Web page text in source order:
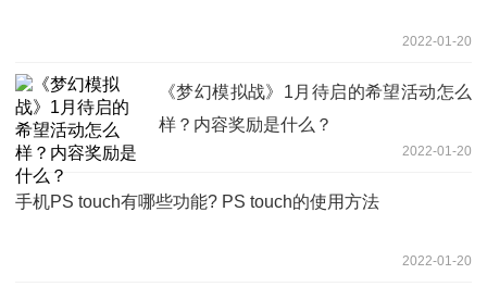
2022-01-20
《梦幻模拟战》1月待启的希望活动怎么
样？内容奖励是什么？
2022-01-20
手机PS touch有哪些功能? PS touch的使用方法
2022-01-20